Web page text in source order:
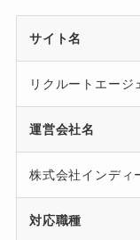
サイト名
リクルートエージ
運営会社名
株式会社インディ
対応職種